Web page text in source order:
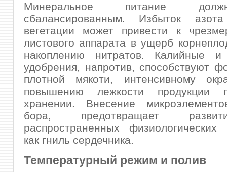
Минеральное питание
сбалансированным. Избыток
вегетации может привести к
листового аппарата в ущерб
накоплению нитратов. Калийные
удобрения, напротив, способствуют
плотной мякоти, интенсивному
повышению лежкости продукции
хранении. Внесение
бора, предотвращает
распространенных физиологических
как гниль сердечника.
Температурный режим и полив